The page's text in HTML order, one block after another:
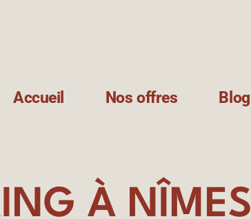
Accueil Nos offres Blog
À NÎMES